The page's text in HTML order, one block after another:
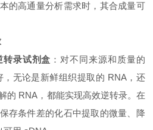
的高通量分析需求时，其合成量可
转录试剂盒 ：对不同来源和质量的
，无论是新鲜组织提取的 RNA，还
的 RNA，都能实现高效逆转录。在
存条件差的化石中提取的微量、降